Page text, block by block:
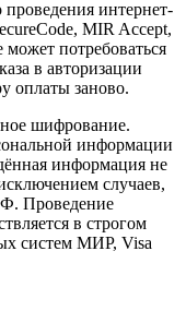
интернет-
MIR Accept,
может потребоваться
в авторизации
оплаты заново.
шифрование.
информации
информация не
случаев,
Проведение
в строгом
систем МИР, Visa